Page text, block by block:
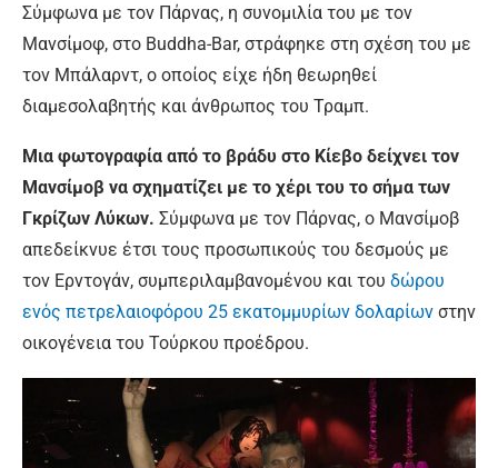
Σύμφωνα με τον Πάρνας, η συνομιλία του με τον
Μανσίμοφ, στο Buddha-Bar, στράφηκε στη σχέση του με
τον Μπάλαρντ, ο οποίος είχε ήδη θεωρηθεί
διαμεσολαβητής και άνθρωπος του Τραμπ.
Μια φωτογραφία από το βράδυ στο Κίεβο δείχνει τον
Μανσίμοβ να σχηματίζει με το χέρι του το σήμα των
Γκρίζων Λύκων. Σύμφωνα με τον Πάρνας, ο Μανσίμοβ
απεδείκνυε έτσι τους προσωπικούς του δεσμούς με
τον Ερντογάν, συμπεριλαμβανομένου και του δώρου
ενός πετρελαιοφόρου 25 εκατομμυρίων δολαρίων στην
οικογένεια του Τούρκου προέδρου.